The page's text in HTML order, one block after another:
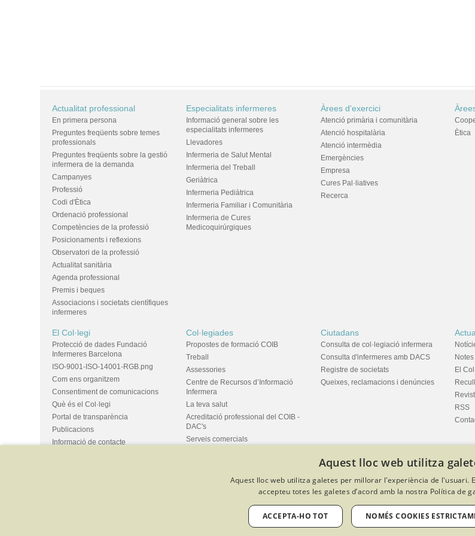
Actualitat professional
En primera persona
Preguntes freqüents sobre temes
professionals
Preguntes freqüents sobre la gestió
infermera de la demanda
Campanyes
Professió
Codi d'Ètica
Ordenació professional
Competències de la professió
Posicionaments i reflexions
Observatori de la professió
Actualitat sanitària
Agenda professional
Premis i beques
Associacions i societats científiques
infermeres
Especialitats infermeres
Informació general sobre les
especialitats infermeres
Llevadores
Infermeria de Salut Mental
Infermeria del Treball
Geriàtrica
Infermeria Pediàtrica
Infermeria Familiar i Comunitària
Infermeria de Cures
Medicoquirúrgiques
Àrees d'exercici
Atenció primària i comunitària
Atenció hospitalària
Atenció intermèdia
Emergències
Empresa
Cures Pal·liatives
Recerca
Ètica
El Col·legi
Protecció de dades Fundació
Infermeres Barcelona
ISO-9001-ISO-14001-RGB.png
Com ens organitzem
Consentiment de comunicacions
Què és el Col·legi
Portal de transparència
Publicacions
Informació de contacte
Col·legiades
Propostes de formació COIB
Treball
Assessories
Centre de Recursos d’Informació
Infermera
La teva salut
Acreditació professional del COIB -
DAC's
Serveis comercials
Ciutadans
Consulta de col·legiació infermera
Consulta d'infermeres amb DACS
Registre de societats
Queixes, reclamacions i denúncies
El
RSS
Criteris de privacitat Política de cookies Avís legal Política de
Desenvolupat amb Softeng Portal Builder
Aquest lloc web utilitza
Aquest lloc web utilitza galetes per millorar l'experiència de l'usuari.
accepteu totes les galetes d’acord amb la nostra Política de
ACCEPTA-HO TOT NOMÉS COOKIES